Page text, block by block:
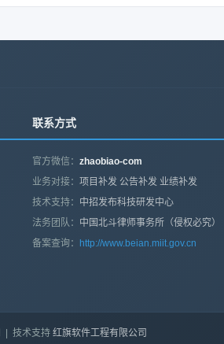
联系方式
官方微信：zhaobiao-com
业务对接：项目补发 公告补发 业绩补发
技术支持： 中招发布科技研发中心
法务团队： 中国北斗律师事务所（侵权必究）
备案查询：
http://www.beian.miit.gov.cn
| 技术支持 红旗软件工程有限公司